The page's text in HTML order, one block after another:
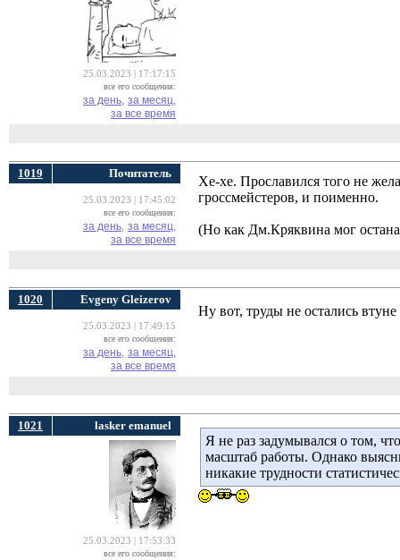
25.03.2023 | 17:17:15
все его сообщения:
за день, за месяц,
за все время
1019 Почитатель
25.03.2023 | 17:45:02
все его сообщения:
за день, за месяц,
за все время
Хе-хе. Прославился того не
гроссмейстеров, и поименно.
(Но как Дм.Кряквина мог
1020 Evgeny Gleizerov
25.03.2023 | 17:49:15
все его сообщения:
за день, за месяц,
за все время
Ну вот, труды не остались втуне
1021 lasker emanuel
25.03.2023 | 17:53:33
все его сообщения:
Я не раз задумывался о том,
масштаб работы. Однако
никакие трудности